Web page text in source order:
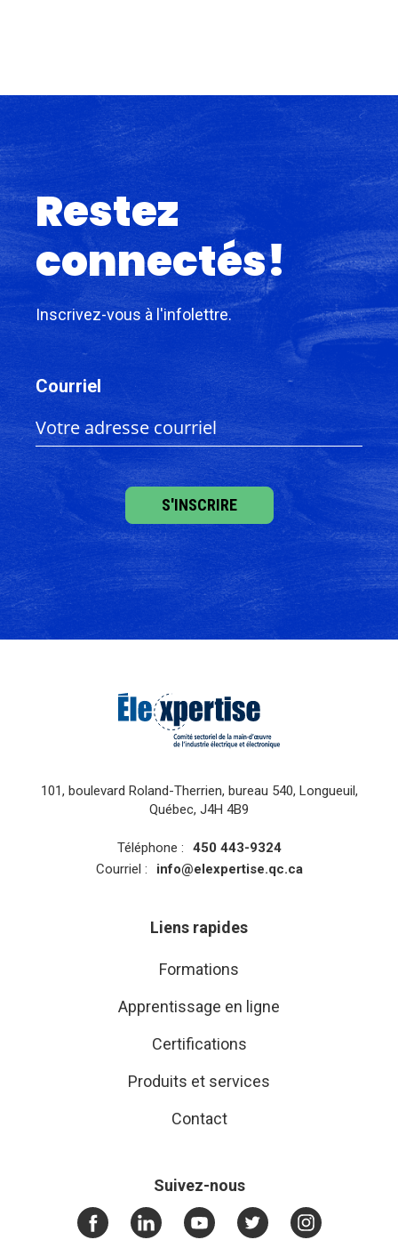
Restez
connectés!
Inscrivez-vous à l'infolettre.
Courriel
101, boulevard Roland-Therrien, bureau 540, Longueuil,
Québec, J4H 4B9
Téléphone :
450 443-9324
Courriel :
info@elexpertise.qc.ca
Liens rapides
Formations
Apprentissage en ligne
Certifications
Produits et services
Contact
Suivez-nous